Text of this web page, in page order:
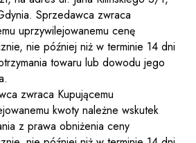
Sprzedawca zwraca
uprzywilejowanemu cenę
nie później niż w terminie 14 dni
towaru lub dowodu jego
zwraca Kupującemu
kwoty należne wskutek
z prawa obniżenia ceny